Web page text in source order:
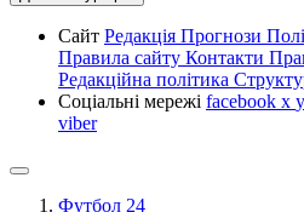
Сайт Редакція Прогнози
Правила сайту Контакти
Редакційна політика
Соціальні мережі facebook x
viber
Футбол 24